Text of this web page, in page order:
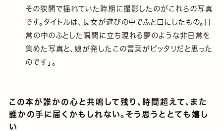
その狭間で揺れていた時期に撮影したのがこれらの写真
です。タイトルは、長女が遊びの中でふと口にしたもの。日
常の中のふとした瞬間に立ち現れる夢のような非日常を
集めた写真と、娘が発したこの言葉がピッタリだと思った
のです」。
この本が誰かの心と共鳴して残り、時間超えて、また
誰かの手に届くかもしれない。そう思うととても嬉し
い